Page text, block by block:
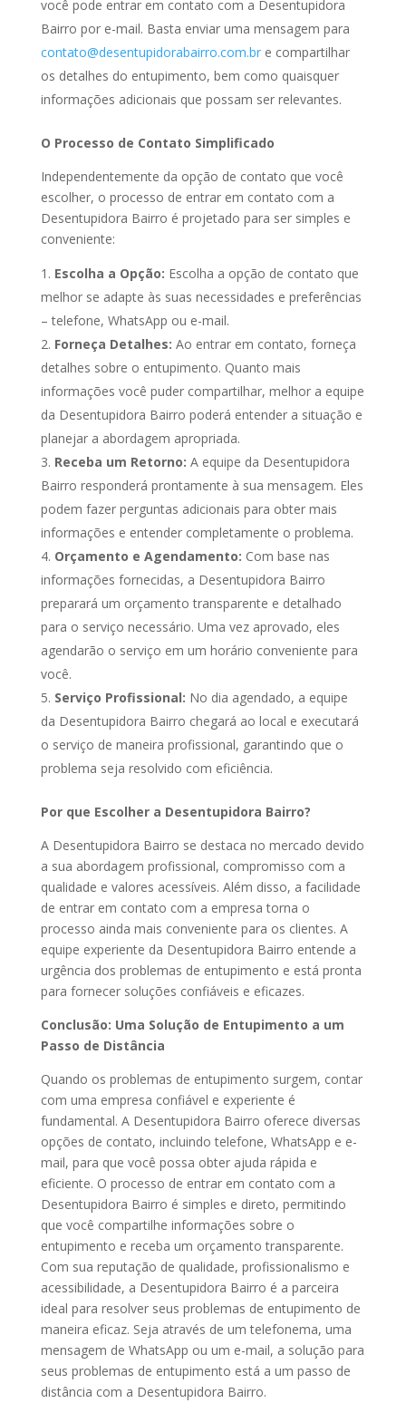
você pode entrar em contato com a Desentupidora
Bairro por e-mail. Basta enviar uma mensagem para
contato@desentupidorabairro.com.bre compartilhar
os detalhes do entupimento, bem como quaisquer
informações adicionais que possam ser relevantes.
O Processo de Contato Simplificado
Independentemente da opção de contato que você
escolher, o processo de entrar em contato com a
Desentupidora Bairro é projetado para ser simples e
conveniente:
Escolha a Opção: Escolha a opção de contato que
melhor se adapte às suas necessidades e preferências
– telefone, WhatsApp ou e-mail.
Forneça Detalhes: Ao entrar em contato, forneça
detalhes sobre o entupimento. Quanto mais
informações você puder compartilhar, melhor a equipe
da Desentupidora Bairro poderá entender a situação e
planejar a abordagem apropriada.
Receba um Retorno: A equipe da Desentupidora
Bairro responderá prontamente à sua mensagem. Eles
podem fazer perguntas adicionais para obter mais
informações e entender completamente o problema.
Orçamento e Agendamento: Com base nas
informações fornecidas, a Desentupidora Bairro
preparará um orçamento transparente e detalhado
para o serviço necessário. Uma vez aprovado, eles
agendarão o serviço em um horário conveniente para
você.
Serviço Profissional: No dia agendado, a equipe
da Desentupidora Bairro chegará ao local e executará
o serviço de maneira profissional, garantindo que o
problema seja resolvido com eficiência.
Por que Escolher a Desentupidora Bairro?
A Desentupidora Bairro se destaca no mercado devido
a sua abordagem profissional, compromisso com a
qualidade e valores acessíveis. Além disso, a facilidade
de entrar em contato com a empresa torna o
processo ainda mais conveniente para os clientes. A
equipe experiente da Desentupidora Bairro entende a
urgência dos problemas de entupimento e está pronta
para fornecer soluções confiáveis e eficazes.
Conclusão: Uma Solução de Entupimento a um
Passo de Distância
Quando os problemas de entupimento surgem, contar
com uma empresa confiável e experiente é
fundamental. A Desentupidora Bairro oferece diversas
opções de contato, incluindo telefone, WhatsApp e e-
mail, para que você possa obter ajuda rápida e
eficiente. O processo de entrar em contato com a
Desentupidora Bairro é simples e direto, permitindo
que você compartilhe informações sobre o
entupimento e receba um orçamento transparente.
Com sua reputação de qualidade, profissionalismo e
acessibilidade, a Desentupidora Bairro é a parceira
ideal para resolver seus problemas de entupimento de
maneira eficaz. Seja através de um telefonema, uma
mensagem de WhatsApp ou um e-mail, a solução para
seus problemas de entupimento está a um passo de
distância com a Desentupidora Bairro.